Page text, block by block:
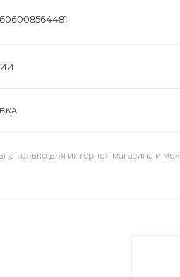
только для интернет-магазина и